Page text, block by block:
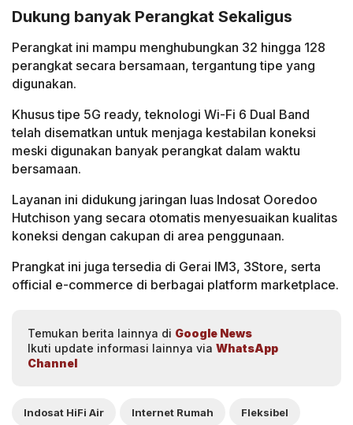
Dukung banyak Perangkat Sekaligus
Perangkat ini mampu menghubungkan 32 hingga 128
perangkat secara bersamaan, tergantung tipe yang
digunakan.
Khusus tipe 5G ready, teknologi Wi-Fi 6 Dual Band
telah disematkan untuk menjaga kestabilan koneksi
meski digunakan banyak perangkat dalam waktu
bersamaan.
Layanan ini didukung jaringan luas Indosat Ooredoo
Hutchison yang secara otomatis menyesuaikan kualitas
koneksi dengan cakupan di area penggunaan.
Prangkat ini juga tersedia di Gerai IM3, 3Store, serta
official e-commerce di berbagai platform marketplace.
Temukan berita lainnya di Google News
Ikuti update informasi lainnya via WhatsApp
Channel
Indosat HiFi Air Internet Rumah Fleksibel